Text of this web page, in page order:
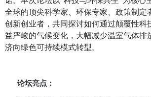
地点：线上颁奖（全球）
蓝图奖第十二届活动于
诺。本次论坛以“科技与环保共